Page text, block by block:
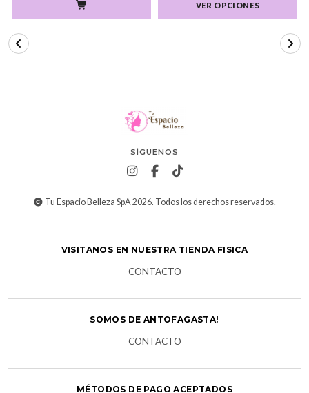
VER OPCIONES
SÍGUENOS
Tu Espacio Belleza SpA 2026. Todos los derechos reservados.
VISITANOS EN NUESTRA TIENDA FISICA
CONTACTO
SOMOS DE ANTOFAGASTA!
CONTACTO
MÉTODOS DE PAGO ACEPTADOS